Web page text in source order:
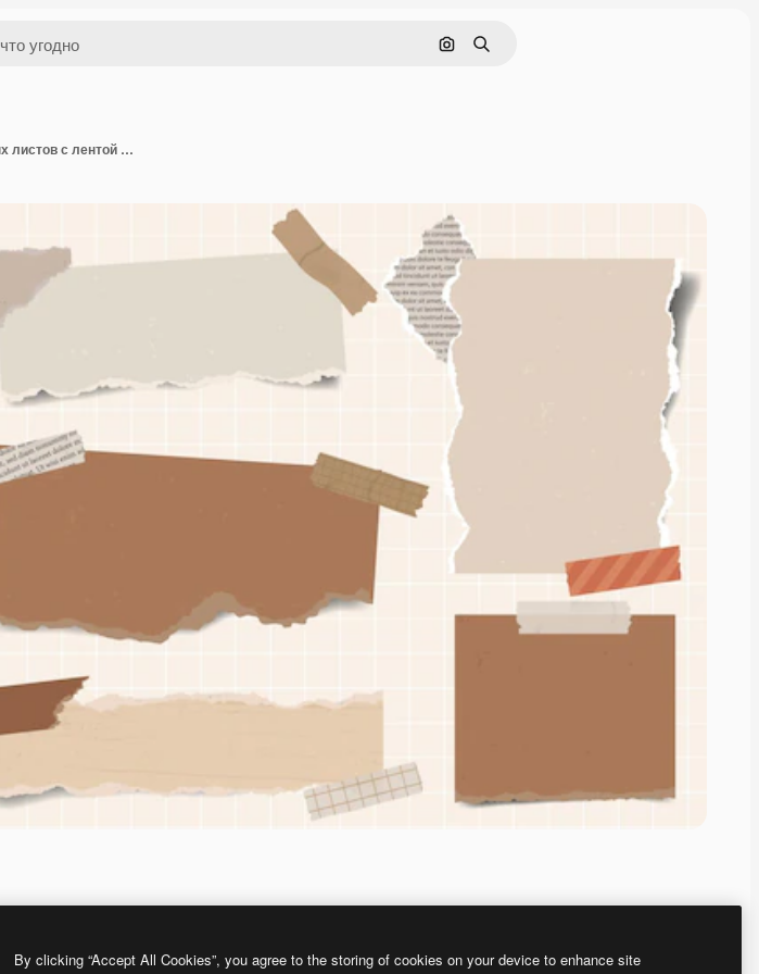
Поиск по изображению
Поиск
Реалистичная коричневая коллекция рваных бумажных листов с лентой васи
By clicking “Accept All Cookies”, you agree to the storing of cookies on your device to enhance site